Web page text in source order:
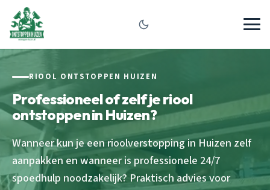
RIOOL ONTSTOPPEN HUIZEN
Professioneel of zelf je riool
ontstoppen in Huizen?
Wanneer kun je een rioolverstopping in Huizen zelf
aanpakken en wanneer is professionele 24/7
spoedhulp noodzakelijk? Praktisch advies voor